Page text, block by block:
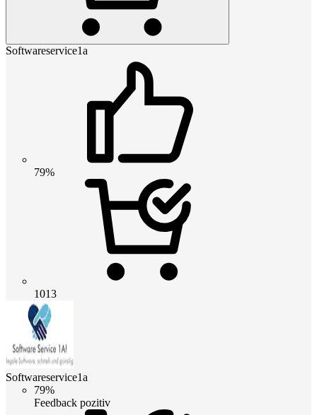
Softwareservice1a
79%
1013
Softwareservice1a
79%
Feedback pozitiv